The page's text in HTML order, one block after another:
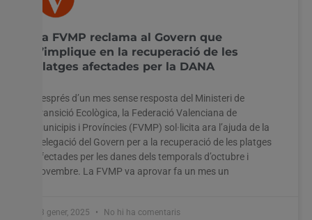
La FVMP reclama al Govern que
s’implique en la recuperació de les
platges afectades per la DANA
Després d’un mes sense resposta del Ministeri de
Transició Ecològica, la Federació Valenciana de
Municipis i Províncies (FVMP) sol·licita ara l’ajuda de la
Delegació del Govern per a la recuperació de les platges
afectades per les danes dels temporals d’octubre i
novembre. La FVMP va aprovar fa un mes un
13 gener, 2025 No hi ha comentaris